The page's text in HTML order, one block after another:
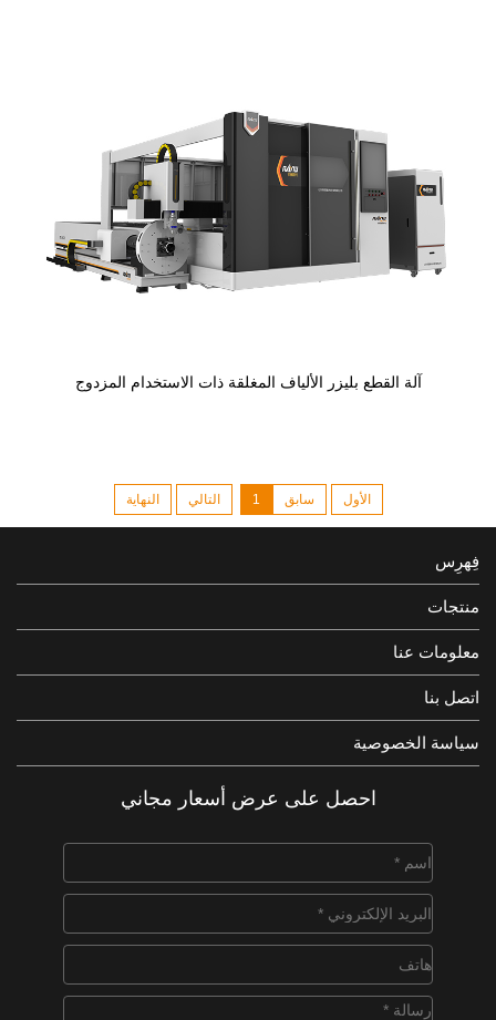
آلة القطع بليزر الألياف المغلقة ذات الاستخدام المزدوج
الأول سابق 1 التالي النهاية
فِهرِس
منتجات
معلومات عنا
اتصل بنا
سياسة الخصوصية
احصل على عرض أسعار مجاني